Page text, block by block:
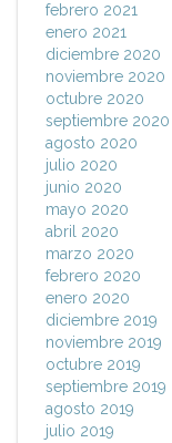
febrero 2021
enero 2021
diciembre 2020
noviembre 2020
octubre 2020
septiembre 2020
agosto 2020
julio 2020
junio 2020
mayo 2020
abril 2020
marzo 2020
febrero 2020
enero 2020
diciembre 2019
noviembre 2019
octubre 2019
septiembre 2019
agosto 2019
julio 2019